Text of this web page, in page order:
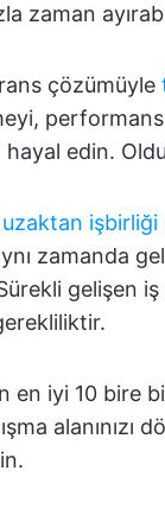
zaman
çözümüyle
edin.
uzaktan işbirliği
zamanda
gelişen
iyi 10 bire